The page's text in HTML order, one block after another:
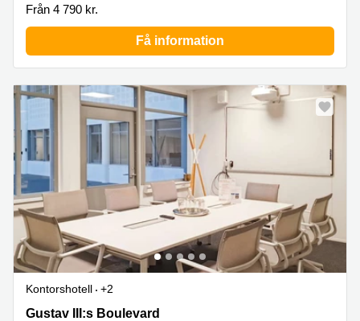
Från 4 790 kr.
Få information
Kontorshotell
+2
Gustav III:s Boulevard 34, Solna
Gustav III:s Boulevard